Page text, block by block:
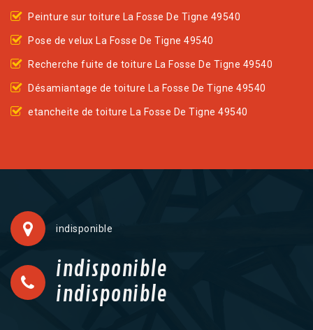
Peinture sur toiture La Fosse De Tigne 49540
Pose de velux La Fosse De Tigne 49540
Recherche fuite de toiture La Fosse De Tigne 49540
Désamiantage de toiture La Fosse De Tigne 49540
etancheite de toiture La Fosse De Tigne 49540
indisponible
indisponible
indisponible